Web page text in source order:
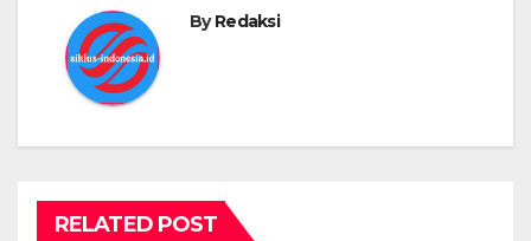
ByRedaksi
RELATED POST